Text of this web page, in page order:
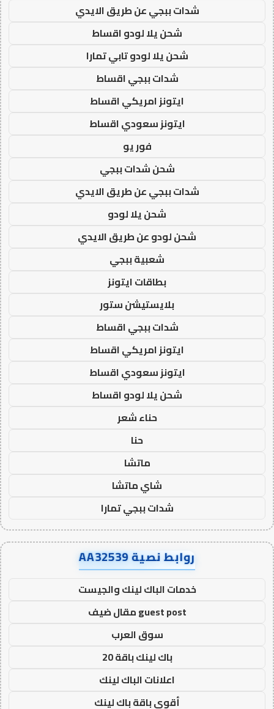
شدات ببجي عن طريق الايدي
شحن يلا لودو اقساط
شحن يلا لودو تابي تمارا
شدات ببجي اقساط
ايتونز امريكي اقساط
ايتونز سعودي اقساط
فور يو
شحن شدات ببجي
شدات ببجي عن طريق الايدي
شحن يلا لودو
شحن لودو عن طريق الايدي
شعبية ببجي
بطاقات ايتونز
بلايستيشن ستور
شدات ببجي اقساط
ايتونز امريكي اقساط
ايتونز سعودي اقساط
شحن يلا لودو اقساط
حناء شعر
حنا
ماتشا
شاي ماتشا
شدات ببجي تمارا
روابط نصية AA32539
خدمات الباك لينك والجيست
guest post مقال ضيف
سوق العرب
باك لينك باقة 20
اعلانات الباك لينك
أقوى باقة باك لينك